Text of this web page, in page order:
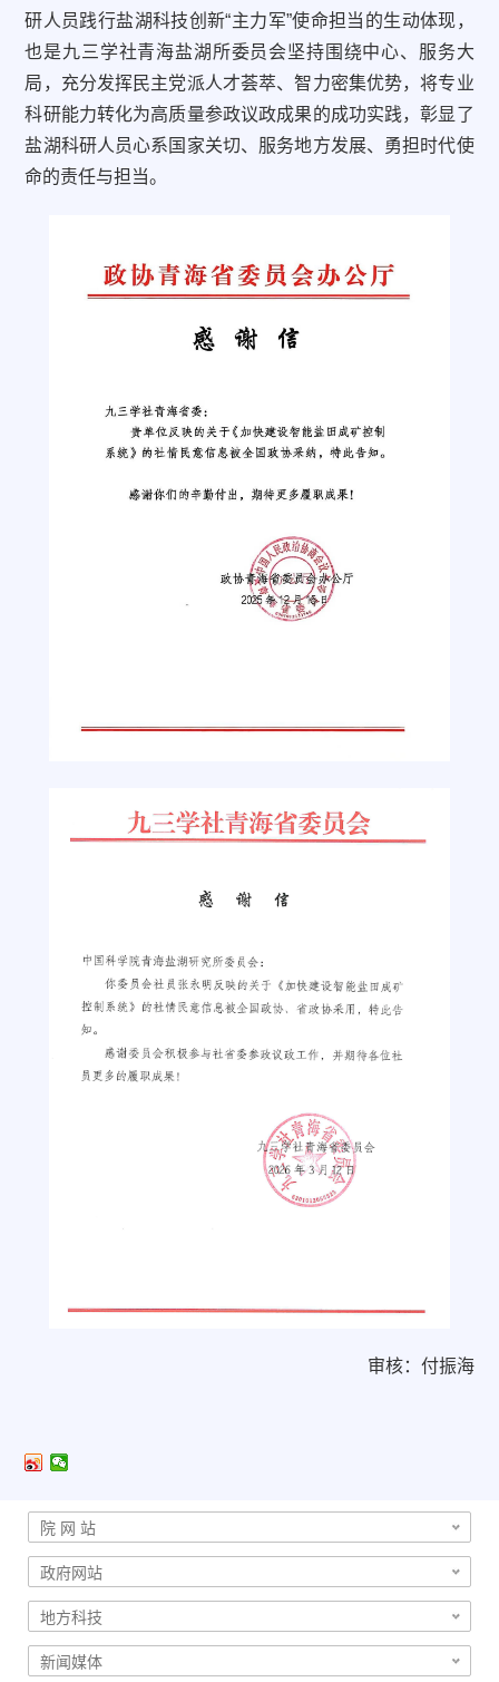
研人员践行盐湖科技创新“主力军”使命担当的生动体现，
也是九三学社青海盐湖所委员会坚持围绕中心、服务大
局，充分发挥民主党派人才荟萃、智力密集优势，将专业
科研能力转化为高质量参政议政成果的成功实践，彰显了
盐湖科研人员心系国家关切、服务地方发展、勇担时代使
命的责任与担当。
审核：付振海